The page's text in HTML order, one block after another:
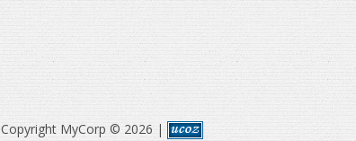
Copyright MyCorp © 2026 |